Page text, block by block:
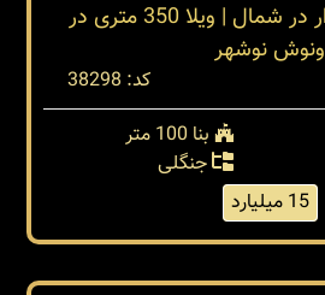
فروش ویلا سنددار در شمال | ویلا 350 متری در
ونوش نوشهر
کد: 38298
بنا 100 متر
جنگلی
15 میلیارد